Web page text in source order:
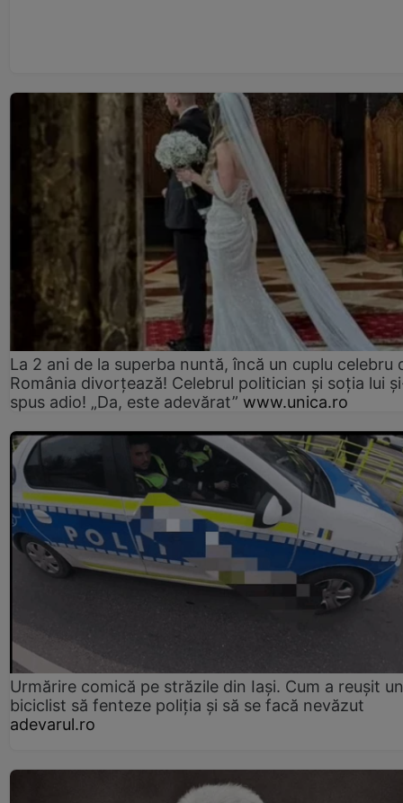
La 2 ani de la superba nuntă, încă un cuplu celebru
România divorțează! Celebrul politician și soția lui
spus adio! „Da, este adevărat” www.unica.ro
Urmărire comică pe străzile din Iași. Cum a reușit un
biciclist să fenteze poliția și să se facă nevăzut
adevarul.ro